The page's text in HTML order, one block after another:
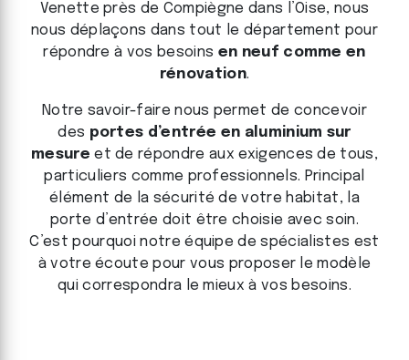
Venette près de Compiègne dans l’Oise, nous
nous déplaçons dans tout le département pour
répondre à vos besoins en neuf comme en
rénovation.
Notre savoir-faire nous permet de concevoir
des portes d’entrée en aluminium sur
mesure et de répondre aux exigences de tous,
particuliers comme professionnels. Principal
élément de la sécurité de votre habitat, la
porte d’entrée doit être choisie avec soin.
C’est pourquoi notre équipe de spécialistes est
à votre écoute pour vous proposer le modèle
qui correspondra le mieux à vos besoins.